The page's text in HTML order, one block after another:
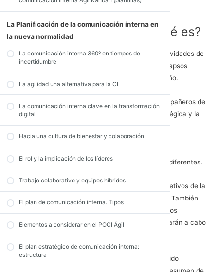
La Planificación de la comunicación interna en
la nueva normalidad
La comunicación interna 360º en tiempos de
incertidumbre
La agilidad una alternativa para la CI
La comunicación interna clave en la transformación
digital
Hacia una cultura de bienestar y colaboración
El rol y la implicación de los líderes
Trabajo colaborativo y equipos híbridos
El plan de comunicación interna. Tipos
Elementos a considerar en el POCI Ágil
El plan estratégico de comunicación interna:
estructura
El Plan Operativo de CI: ¿qué es?
Es un documento interno que recoge todas las actividades de
comunicación interna previstas a realizar durante lapsos
cortos de tiempo, normalmente de 6 meses a un año.
Un malentendido común entre profesionales y compañeros de
trabajo es la diferencia entre la planificación estratégica y la
planificación operativa.
Si bien ambos planes pueden estar estrechamente
conectados, es importante comprender cómo son diferentes.
La planificación estratégica de CI
describe los objetivos de la
alta dirección para los próximos tres a cinco años. También
tiene en cuenta cómo va a medir esos objetivos y los
principales proyectos en comunicación que se llevarán a cabo
durante ese tiempo para alcanzarlos.
Unaplanificación operativa de CI
(también conocido
) es un resumen de